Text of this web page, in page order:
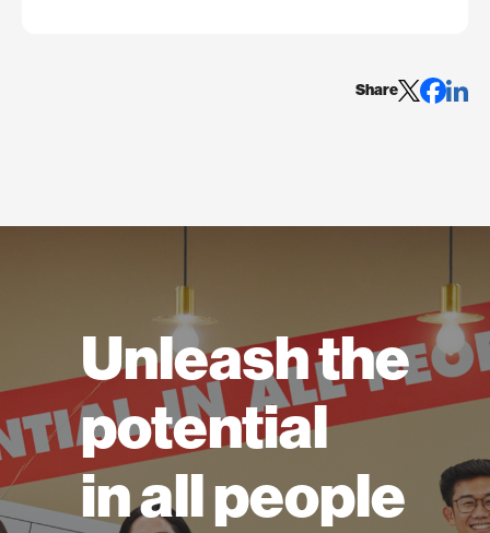
Share
Unleash the
potential
in all people